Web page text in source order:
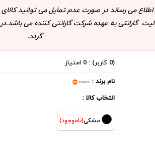
می رساند در صورت عدم تمایل می توانید
گارانتی به عهده شرکت گارانتی کننده می
گردد.
(0 کاربر) : 0 امتیاز
نام برند :
انتخاب کالا :
مشکی(ناموجود)